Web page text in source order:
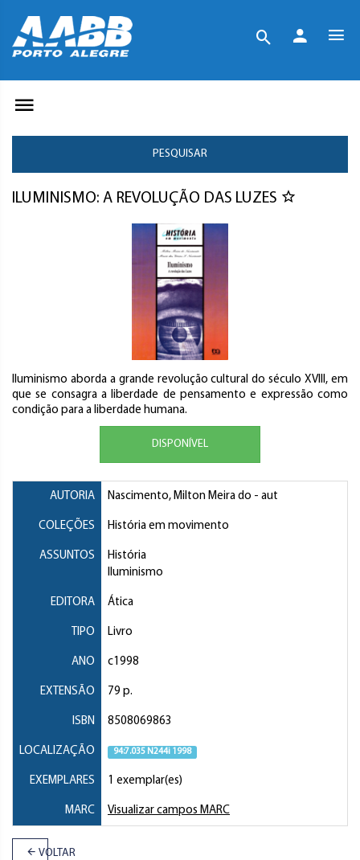
PESQUISAR
ILUMINISMO: A REVOLUÇÃO DAS LUZES
Iluminismo aborda a grande revolução cultural do século XVIII, em
que se consagra a liberdade de pensamento e expressão como
condição para a liberdade humana.
DISPONÍVEL
AUTORIA Nascimento, Milton Meira do - aut
COLEÇÕES História em movimento
ASSUNTOS
História
Iluminismo
EDITORA Ática
TIPO Livro
ANO c1998
EXTENSÃO 79 p.
ISBN 8508069863
LOCALIZAÇÃO 94:7.035 N244i 1998
EXEMPLARES 1 exemplar(es)
MARC Visualizar campos MARC
VOLTAR